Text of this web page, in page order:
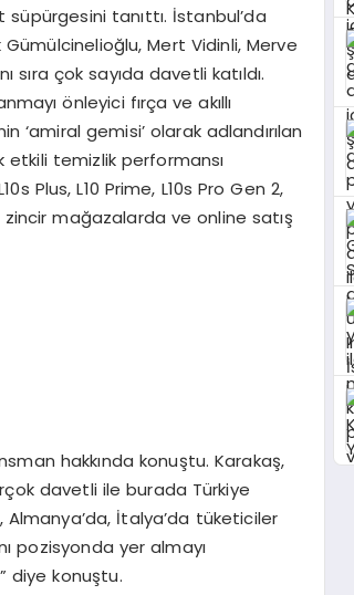
tanıttı. İstanbul’da
Mert Vidinli, Merve
çok sayıda davetli katıldı.
önleyici fırça ve akıllı
‘amiral gemisi’ olarak adlandırılan
etkili temizlik performansı
Plus, L10 Prime, L10s Pro Gen 2,
mağazalarda ve online satış
hakkında konuştu. Karakaş,
davetli ile burada Türkiye
Almanya’da, İtalya’da tüketiciler
pozisyonda yer almayı
diye konuştu.